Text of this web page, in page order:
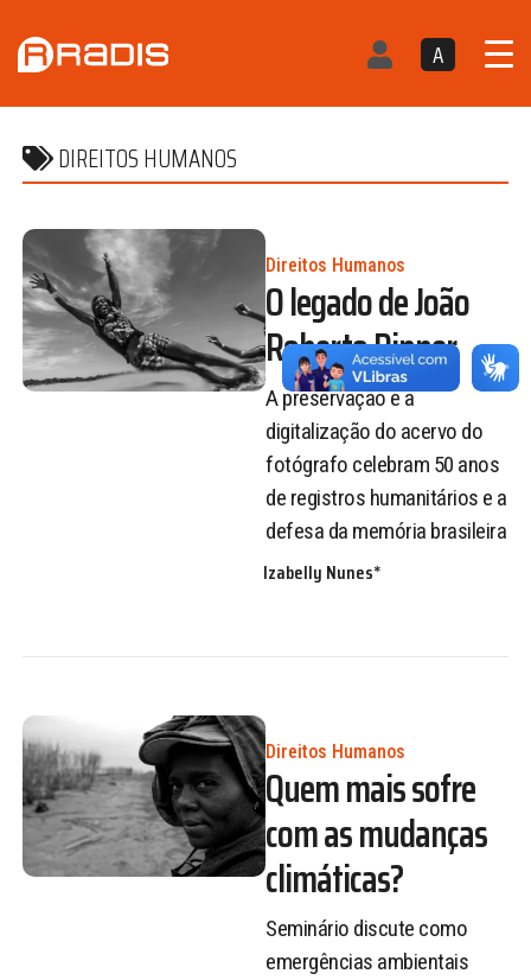
A
DIREITOS HUMANOS
Direitos Humanos
O legado de João
Roberto Ripper
A preservação e a
digitalização do acervo do
fotógrafo celebram 50 anos
de registros humanitários e a
defesa da memória brasileira
Izabelly Nunes*
Direitos Humanos
Quem mais sofre
com as mudanças
climáticas?
Seminário discute como
emergências ambientais